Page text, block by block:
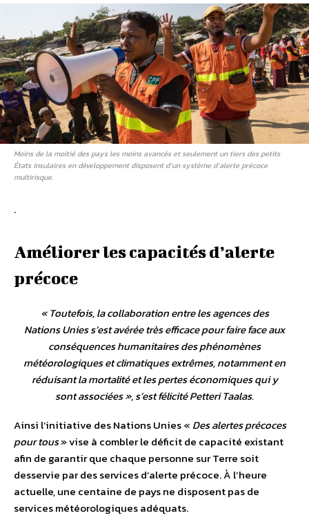
Moins de la moitié des pays les moins avancés et seulement un tiers des petits
États insulaires en développement disposent d’un système d’alerte précoce
multirisque.
.
Améliorer les capacités d’alerte
précoce
«Toutefois, la collaboration entre les agences des
Nations Unies s’est avérée très efficace pour faire face aux
conséquences humanitaires des phénomènes
météorologiques et climatiques extrêmes, notamment en
réduisant la mortalité et les pertes économiques qui y
sont associées», s’est félicité Petteri Taalas.
Ainsi l’initiative des Nations Unies « Des alertes précoces
pour tous» vise à combler le déficit de capacité existant
afin de garantir que chaque personne sur Terre soit
desservie par des services d’alerte précoce. À l’heure
actuelle, une centaine de pays ne disposent pas de
services météorologiques adéquats.